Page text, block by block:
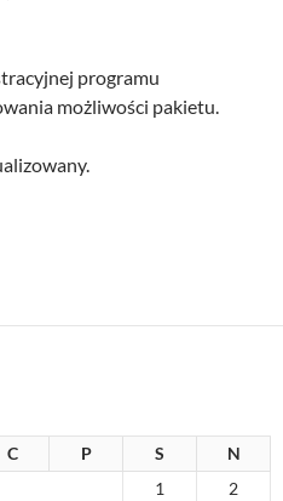
programu
możliwości pakietu.
C P S
N
1
2